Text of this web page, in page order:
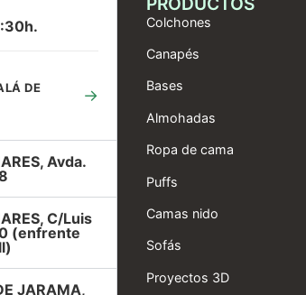
DE
→
Avda.
C/Luis
(enfrente
JARAMA,
Colchones
Canapés
Bases
Almohadas
Ropa de cama
Puffs
Camas nido
Sofás
Proyectos 3D